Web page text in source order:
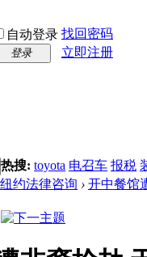
自动登录 找回密码
登录
立即注册
热搜: toyota 电召车 报税
纽约法律咨询 › 开中餐馆